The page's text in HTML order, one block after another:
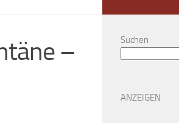
–
Suchen
ANZEIGEN